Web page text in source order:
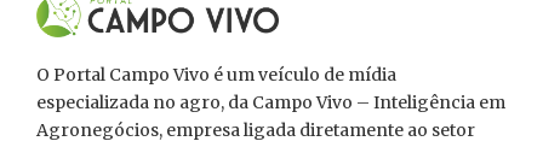
O Portal Campo Vivo é um veículo de mídia
especializada no agro, da Campo Vivo – Inteligência em
Agronegócios, empresa ligada diretamente ao setor